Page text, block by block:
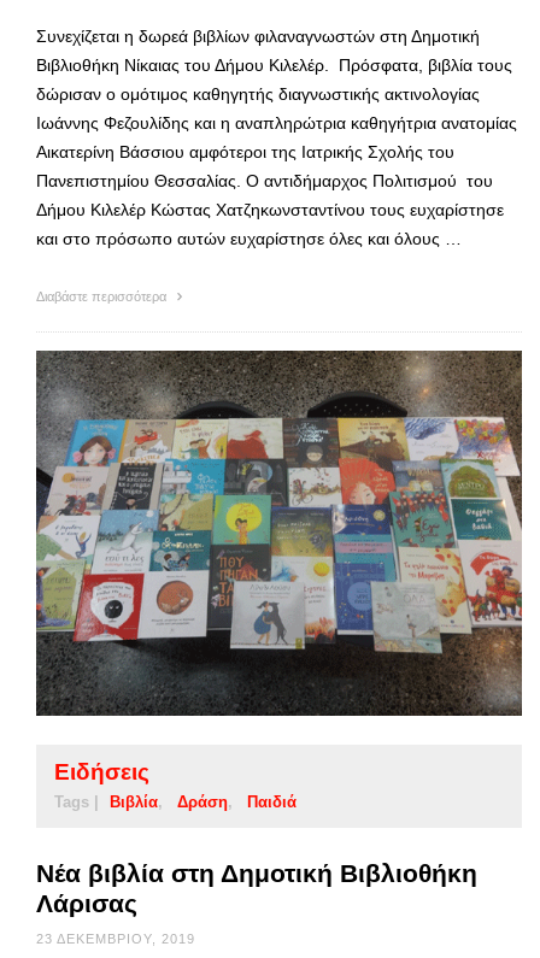
Συνεχίζεται η δωρεά βιβλίων φιλαναγνωστών στη Δημοτική
Βιβλιοθήκη Νίκαιας του Δήμου Κιλελέρ. Πρόσφατα, βιβλία τους
δώρισαν ο ομότιμος καθηγητής διαγνωστικής ακτινολογίας
Ιωάννης Φεζουλίδης και η αναπληρώτρια καθηγήτρια ανατομίας
Αικατερίνη Βάσσιου αμφότεροι της Ιατρικής Σχολής του
Πανεπιστημίου Θεσσαλίας. Ο αντιδήμαρχος Πολιτισμού του
Δήμου Κιλελέρ Κώστας Χατζηκωνσταντίνου τους ευχαρίστησε
και στο πρόσωπο αυτών ευχαρίστησε όλες και όλους …
Διαβάστε περισσότερα
Ειδήσεις
Tags | Βιβλία Δράση Παιδιά
Νέα βιβλία στη Δημοτική Βιβλιοθήκη
Λάρισας
23 ΔΕΚΕΜΒΡΊΟΥ, 2019